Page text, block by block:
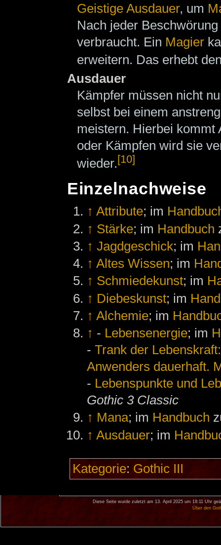
Geistige Ausdauer, um
Nach jeder
verbraucht. Ein Magier
erweitern. Das erhebt
Ausdauer
Kämpfer müssen nicht
selbst bei einem
meistern. Hierbei kommt
oder Kämpfen wird sie
wieder.[10]
Einzelnachweise
↑ Attribute; im
↑ Stärke; im Handbuch
↑ Jagdgeschick; im
↑ Altes Wissen; im
↑ Schmiedekunst; im
↑ Diebeskunst; im
↑ Alchemie; im
↑ - Lebensenergie; im
-Trank der
Anwenders dauerhaft.
- Lebenspunkte und
Gothic 3 Classic
↑ Mana; im Handbuch
↑ Ausdauer; im
Kategorie: Gothic III
Diese Seite wurde zuletzt am 13. April 2025 um 19:11 Uhr
Über den